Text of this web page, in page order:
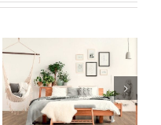
Découvrez notre
nouvel espace
« Inspiration déco »